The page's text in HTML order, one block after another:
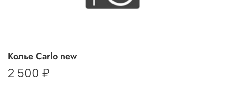
Колье Carlo new
2 500 ₽